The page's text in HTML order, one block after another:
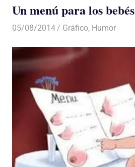
Un menú para los bebés
05/08/2014 Luis Castellanos
Gráfico, Humor